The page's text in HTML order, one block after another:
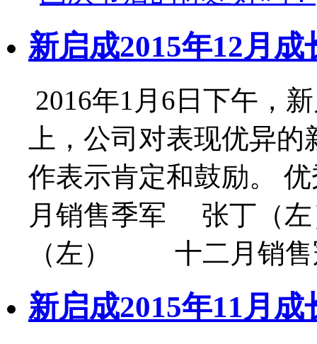
新启成2015年12月成
2016年1月6日下午，
上，公司对表现优异
作表示肯定和鼓励。
月销售季军 张丁（
（左） 十二月销售
新启成2015年11月成